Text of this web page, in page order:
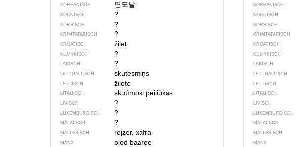
KOREANISCH 면도날
KORNISCH ?
KORSISCH ?
KRIMTATARISCH ?
KROATISCH žilet
KUMYKISCH ?
LAKISCH ?
LETTGALLISCH skutesmiņs
LETTISCH žilete
LITAUISCH skutìmosi peiliùkas
LIVISCH ?
LUXEMBURGISCH ?
MALAIISCH ?
MALTESISCH rejżer, xafra
MANX blod baaree
KOREANISCH
KORNISCH
KORSISCH
KRIMTATARISCH
KROATISCH
KUMYKISCH
LAKISCH
LETTGALLISCH
LETTISCH
LITAUISCH
LIVISCH
LUXEMBURGISCH
MALAIISCH
MALTESISCH
MANX